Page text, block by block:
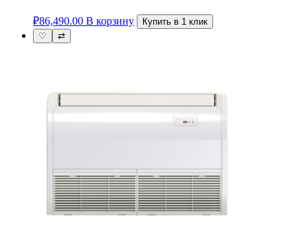
₽86,490.00 В корзину
Купить в 1 клик
♡
⇄